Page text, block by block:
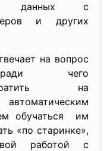
данных с
и других
на вопрос
чего
на
обучаться им
«по старинке»,
работой с